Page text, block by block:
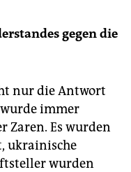
gegen die
nur die Antwort
immer
Zaren. Es wurden
ukrainische
wurden